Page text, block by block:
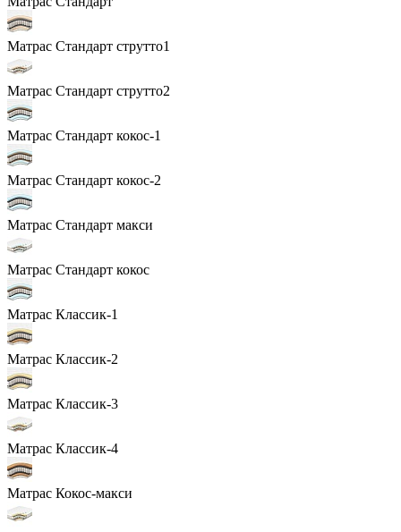
Матрас Стандарт струтто1
Матрас Стандарт струтто2
Матрас Стандарт кокос-1
Матрас Стандарт кокос-2
Матрас Стандарт макси
Матрас Стандарт кокос
Матрас Классик-1
Матрас Классик-2
Матрас Классик-3
Матрас Классик-4
Матрас Кокос-макси